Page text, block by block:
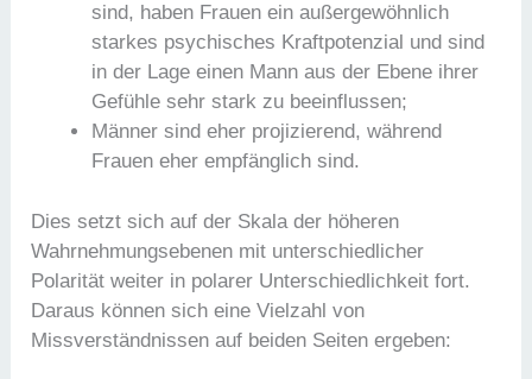
sind, haben Frauen ein außergewöhnlich
starkes psychisches Kraftpotenzial und sind
in der Lage einen Mann aus der Ebene ihrer
Gefühle sehr stark zu beeinflussen;
Männer sind eher projizierend, während
Frauen eher empfänglich sind.
Dies setzt sich auf der Skala der höheren
Wahrnehmungsebenen mit unterschiedlicher
Polarität weiter in polarer Unterschiedlichkeit fort.
Daraus können sich eine Vielzahl von
Missverständnissen auf beiden Seiten ergeben: